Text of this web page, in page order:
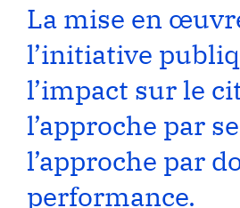
La mise en
l’initiative
l’impact sur le
l’approche par
l’approche par
performance.